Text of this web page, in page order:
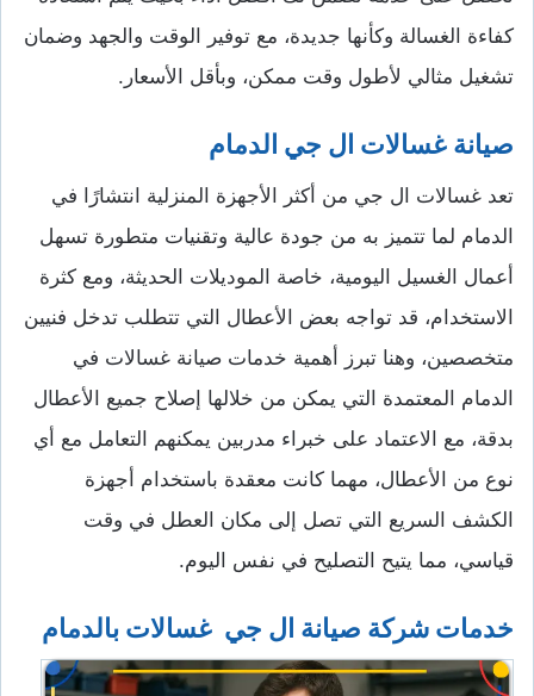
كفاءة الغسالة وكأنها جديدة، مع توفير الوقت والجهد وضمان
تشغيل مثالي لأطول وقت ممكن، وبأقل الأسعار.
صيانة غسالات ال جي الدمام
تعد غسالات ال جي من أكثر الأجهزة المنزلية انتشارًا في
الدمام لما تتميز به من جودة عالية وتقنيات متطورة تسهل
أعمال الغسيل اليومية، خاصة الموديلات الحديثة، ومع كثرة
الاستخدام، قد تواجه بعض الأعطال التي تتطلب تدخل فنيين
متخصصين، وهنا تبرز أهمية خدمات صيانة غسالات في
الدمام المعتمدة التي يمكن من خلالها إصلاح جميع الأعطال
بدقة، مع الاعتماد على خبراء مدربين يمكنهم التعامل مع أي
نوع من الأعطال، مهما كانت معقدة باستخدام أجهزة
الكشف السريع التي تصل إلى مكان العطل في وقت
قياسي، مما يتيح التصليح في نفس اليوم.
خدمات شركة صيانة ال جي غسالات بالدمام